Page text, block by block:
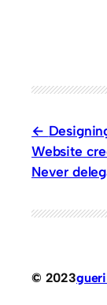
Website
Never
© 2023